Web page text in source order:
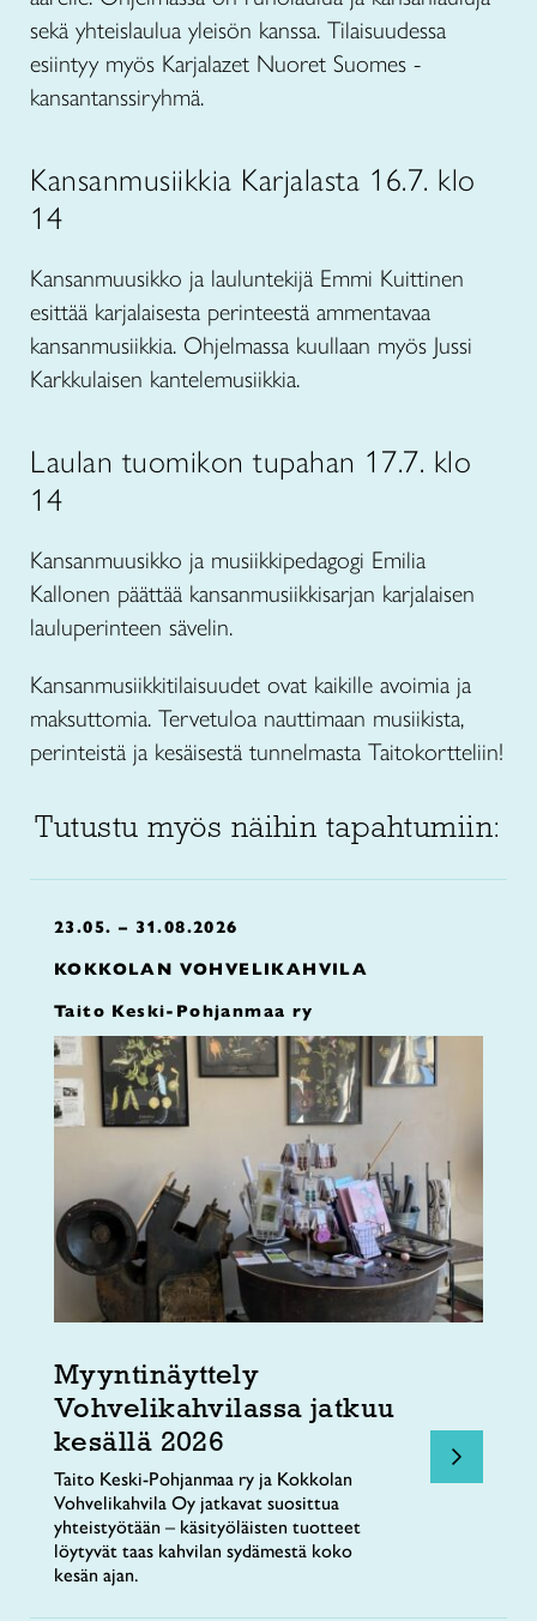
sekä yhteislaulua yleisön kanssa. Tilaisuudessa
esiintyy myös Karjalazet Nuoret Suomes -
kansantanssiryhmä.
Kansanmusiikkia Karjalasta 16.7. klo
14
Kansanmuusikko ja lauluntekijä Emmi Kuittinen
esittää karjalaisesta perinteestä ammentavaa
kansanmusiikkia. Ohjelmassa kuullaan myös Jussi
Karkkulaisen kantelemusiikkia.
Laulan tuomikon tupahan 17.7. klo
14
Kansanmuusikko ja musiikkipedagogi Emilia
Kallonen päättää kansanmusiikkisarjan karjalaisen
lauluperinteen sävelin.
Kansanmusiikkitilaisuudet ovat kaikille avoimia ja
maksuttomia. Tervetuloa nauttimaan musiikista,
perinteistä ja kesäisestä tunnelmasta Taitokortteliin!
Tutustu myös näihin tapahtumiin:
23.05. – 31.08.2026
KOKKOLAN VOHVELIKAHVILA
Taito Keski-Pohjanmaa ry
Myyntinäyttely
Vohvelikahvilassa jatkuu
kesällä 2026
Taito Keski-Pohjanmaa ry ja Kokkolan
Vohvelikahvila Oy jatkavat suosittua
yhteistyötään – käsityöläisten tuotteet
löytyvät taas kahvilan sydämestä koko
kesän ajan.